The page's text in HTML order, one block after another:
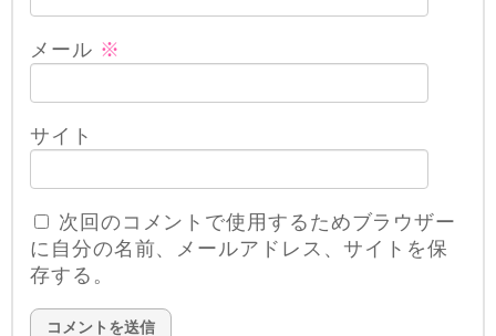
メール ※
サイト
次回のコメントで使用するためブラウザー
に自分の名前、メールアドレス、サイトを保
存する。